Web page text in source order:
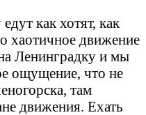
как хотят, как
хаотичное движение
Ленинградку и мы
ощущение, что не
там
движения. Ехать